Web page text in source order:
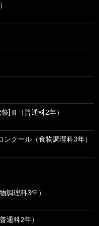
]Ⅲ（普通科2年）
クール（食物調理科3年）
調理科3年）
科2年）